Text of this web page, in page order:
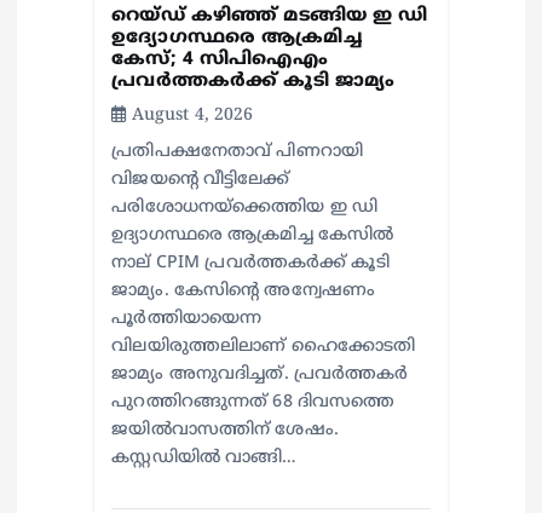
റെയ്ഡ് കഴിഞ്ഞ് മടങ്ങിയ ഇ ഡി
ഉദ്യോഗസ്ഥരെ ആക്രമിച്ച
കേസ്; 4 സിപിഐഎം
പ്രവർത്തകർക്ക് കൂടി ജാമ്യം
August 4, 2026
പ്രതിപക്ഷനേതാവ് പിണറായി
വിജയന്റെ വീട്ടിലേക്ക്
പരിശോധനയ്ക്കെത്തിയ ഇ ഡി
ഉദ്യാഗസ്ഥരെ ആക്രമിച്ച കേസിൽ
നാല് CPIM പ്രവർത്തകർക്ക് കൂടി
ജാമ്യം. കേസിന്റെ അന്വേഷണം
പൂർത്തിയായെന്ന
വിലയിരുത്തലിലാണ് ഹൈക്കോടതി
ജാമ്യം അനുവദിച്ചത്. പ്രവർത്തകർ
പുറത്തിറങ്ങുന്നത് 68 ദിവസത്തെ
ജയിൽവാസത്തിന് ശേഷം.
കസ്റ്റഡിയില്‍ വാങ്ങി…